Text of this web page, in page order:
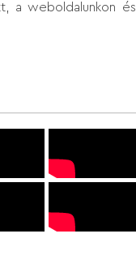
a weboldalunkon és